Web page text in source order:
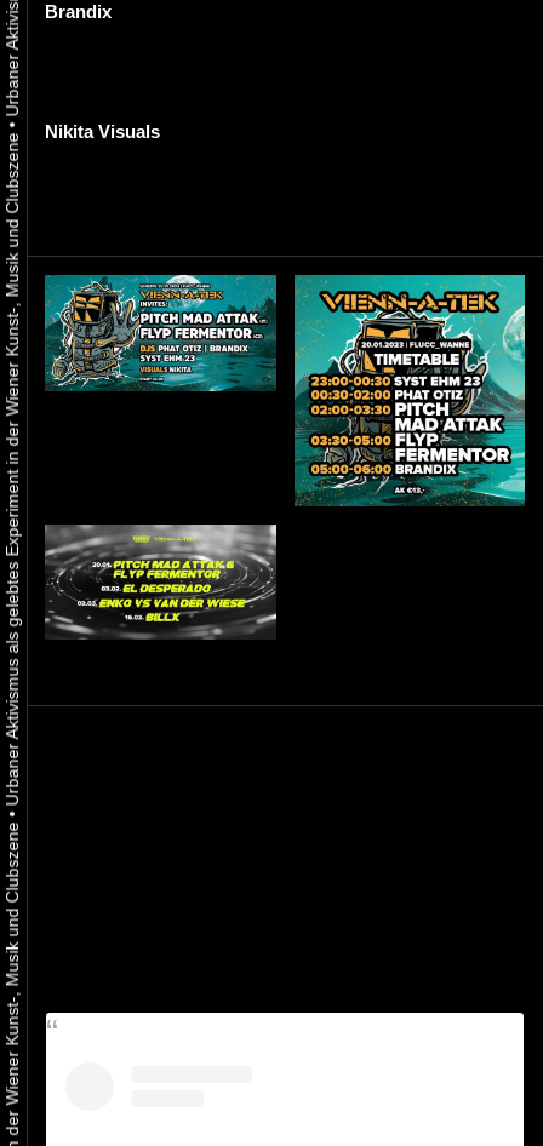
•
Urbaner Aktivismus als gelebtes Experiment in der Wiener Kunst-, Musik und Clubszene
•
Brandix
Nikita Visuals